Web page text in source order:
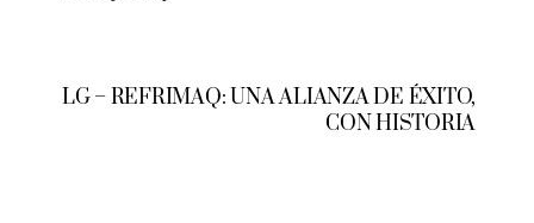
LG – REFRIMAQ: UNA ALIANZA DE ÉXITO,
CON HISTORIA